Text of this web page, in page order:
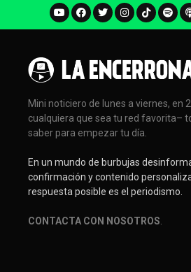
Mini noticiero de lunes a viernes, en
cualquiera que sea tu red favorita–
saber para empezar tu día.
En un mundo de burbujas
confirmación y contenido
respuesta posible es el periodismo.
CONTACTA CON NOSOTROS